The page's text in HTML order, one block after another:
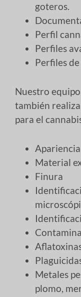
goteros.
Perfil
Perfiles
Perfiles
Nuestro
también realiza
para el
Apariencia
Material
Finura
Metales
plomo,